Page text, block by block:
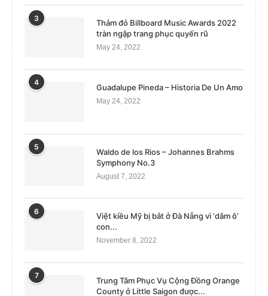
3
Thảm đỏ Billboard Music Awards 2022
tràn ngập trang phục quyến rũ
May 24, 2022
4
Guadalupe Pineda – Historia De Un Amo
May 24, 2022
5
Waldo de los Rios – Johannes Brahms
Symphony No.3
August 7, 2022
6
Việt kiều Mỹ bị bắt ở Đà Nẵng vì ‘dâm ô’
con...
November 8, 2022
7
Trung Tâm Phục Vụ Cộng Đồng Orange
County ở Little Saigon được...